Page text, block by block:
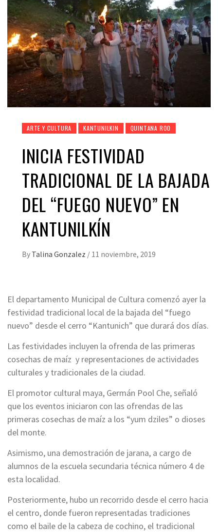
ARTE Y CULTURA KANTUNILKIN QUINTANA ROO
INICIA FESTIVIDAD
TRADICIONAL DE LA BAJADA
DEL “FUEGO NUEVO” EN
KANTUNILKÍN
By Talina Gonzalez / 11 noviembre, 2019
El departamento Municipal de Cultura comenzó ayer la
festividad tradicional local de la bajada del “fuego
nuevo” desde el cerro “Kantunich” que durará dos días.
Las festividades incluyen la ofrenda de las primeras
cosechas de maíz y representaciones de actividades
culturales y tradicionales de la ciudad.
El promotor cultural maya, Germán Pool Che, señaló
que los eventos iniciaron con las ofrendas de las
primeras cosechas de maíz a los “yum dziles” o dioses
del monte.
Asimismo, una demostración de jarana, a cargo de
alumnos de la escuela secundaria técnica número 4 de
esta localidad.
Posteriormente, hubo un recorrido desde el cerro hacia
el centro, donde fueron representadas tradiciones
como el baile de la cabeza de cochino, el tradicional